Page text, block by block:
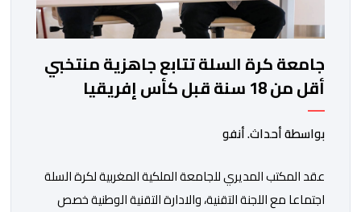
جامعة كرة السلة تتابع جاهزية منتخبي
أقل من 18 سنة قبل كأس إفريقيا
بواسطة أحداث. أنفو
عقد المكتب المديري للجامعة الملكية المغربية لكرة السلة
اجتماعا مع اللجنة التقنية، والادارة التقنية الوطنية خصص